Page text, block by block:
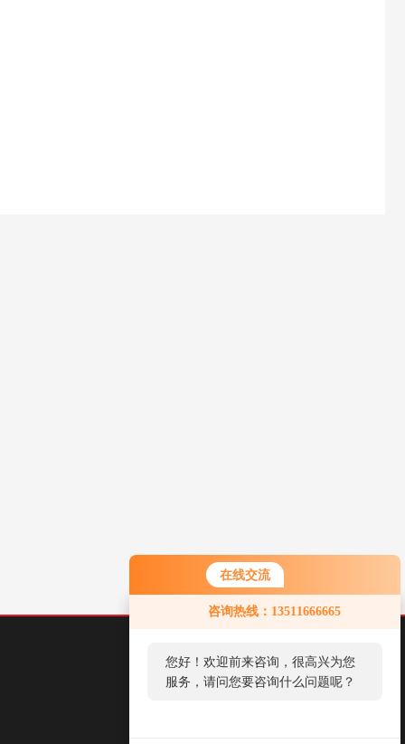
在线交流
咨询热线：13511666665
您好！欢迎前来咨询，很高兴为您
服务，请问您要咨询什么问题呢？